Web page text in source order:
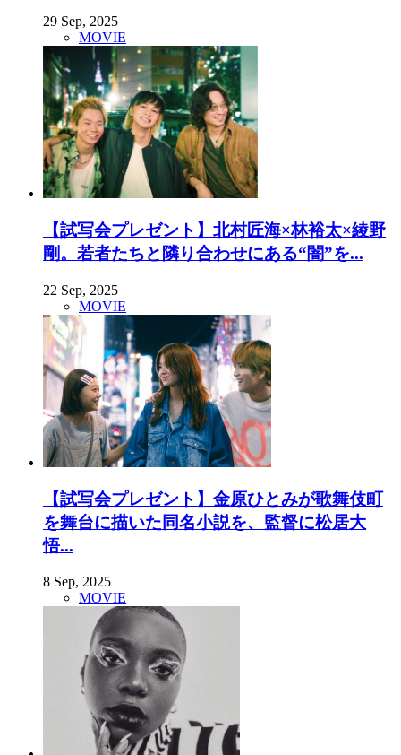
29 Sep, 2025
MOVIE
【試写会プレゼント】北村匠海×林裕太×綾野
剛。若者たちと隣り合わせにある“闇”を...
22 Sep, 2025
MOVIE
【試写会プレゼント】金原ひとみが歌舞伎町
を舞台に描いた同名小説を、監督に松居大
悟...
8 Sep, 2025
MOVIE